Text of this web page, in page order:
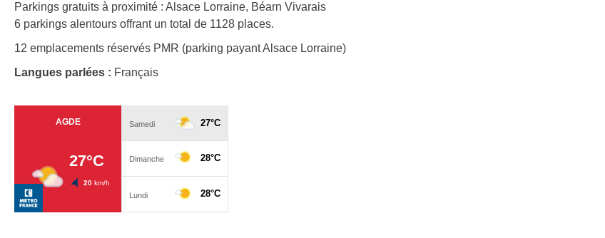
Parkings gratuits à proximité : Alsace Lorraine, Béarn Vivarais
6 parkings alentours offrant un total de 1128 places.
12 emplacements réservés PMR (parking payant Alsace Lorraine)
Langues parlées : Français